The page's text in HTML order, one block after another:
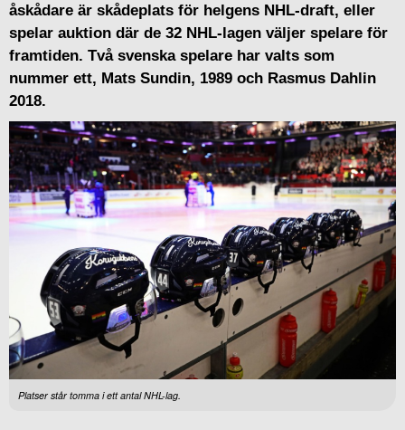
åskådare är skådeplats för helgens NHL-draft, eller
spelar auktion där de 32 NHL-lagen väljer spelare för
framtiden. Två svenska spelare har valts som
nummer ett, Mats Sundin, 1989 och Rasmus Dahlin
2018.
Platser står tomma i ett antal NHL-lag.